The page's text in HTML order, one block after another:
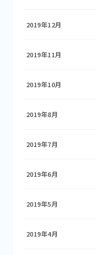
2019年12月
2019年11月
2019年10月
2019年8月
2019年7月
2019年6月
2019年5月
2019年4月